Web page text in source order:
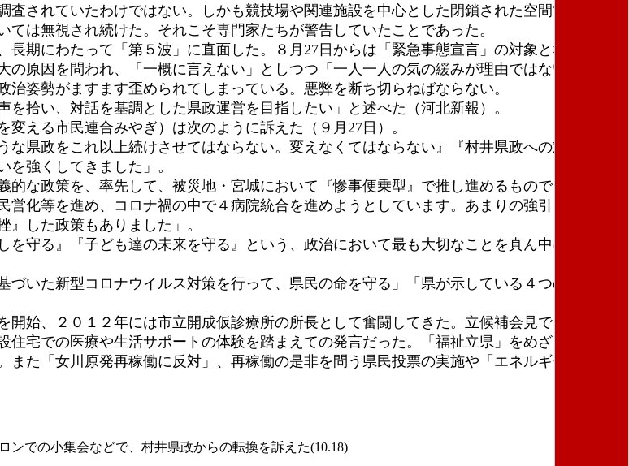
されていたわけではない。しかも競技場や関連施設を中心とした閉鎖された空間でのリス
は無視され続けた。それこそ専門家たちが警告していたことであった。
期にわたって「第５波」に直面した。８月27日からは「緊急事態宣言」の対象となった。
原因を問われ、「一概に言えない」としつつ「一人一人の気の緩みが理由ではないか」と
姿勢がますます歪められてしまっている。悪弊を断ち切らねばならない。
拾い、対話を基調とした県政運営を目指したい」と述べた（河北新報）。
える市民連合みやぎ）は次のように訴えた（９月27日）。
県政をこれ以上続けさせてはならない。変えなくてはならない』『村井県政への対抗軸を
強くしてきました」。
な政策を、率先して、被災地・宮城において『惨事便乗型』で推し進めるものでした。県
化等を進め、コロナ禍の中で４病院統合を進めようとしています。あまりの強引さに、宿
した政策もありました」。
守る』『子ども達の未来を守る』という、政治において最も大切なことを真ん中に据えた
いた新型コロナウイルス対策を行って、県民の命を守る」「県が示している４つの病院の
始、２０１２年には市立開成仮診療所の所長として奮闘してきた。立候補会見で「地域医
宅での医療や生活サポートの体験を踏まえての発言だった。「福祉立県」をめざして「地
た「女川原発再稼働に反対」、再稼働の是非を問う県民投票の実施や「エネルギー政策の
での小集会などで、村井県政からの転換を訴えた(10.18)